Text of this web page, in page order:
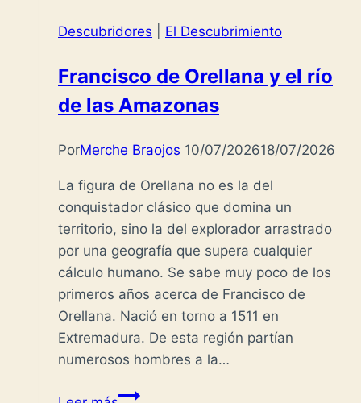
destinos
Descubridores El Descubrimiento
Francisco de Orellana y el río
de las Amazonas
PorMerche Braojos 10/07/202618/07/2026
La figura de Orellana no es la del
conquistador clásico que domina un
territorio, sino la del explorador arrastrado
por una geografía que supera cualquier
cálculo humano. Se sabe muy poco de los
primeros años acerca de Francisco de
Orellana. Nació en torno a 1511 en
Extremadura. De esta región partían
numerosos hombres a la…
Francisco